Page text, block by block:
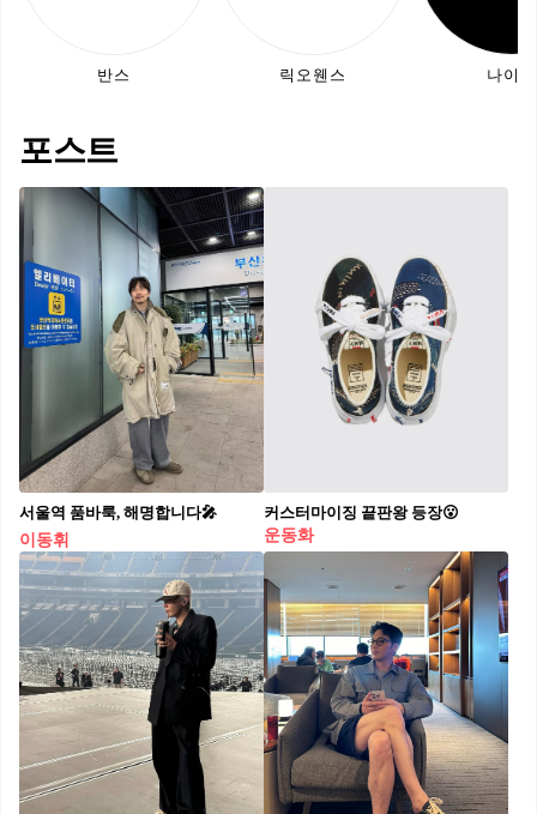
반스 릭오웬스 나이키
포스트
서울역 품바룩, 해명합니다🎤⁠
이동휘
커스터마이징 끝판왕 등장😮
운동화